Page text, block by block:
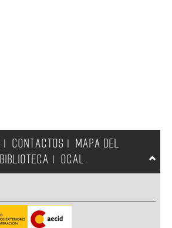
CONTACTOS
MAPA DEL
BIBLIOTECA OCAL